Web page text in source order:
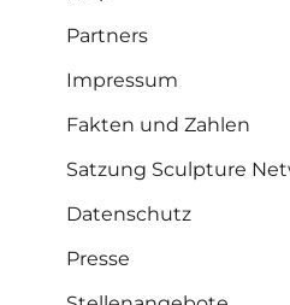
Partners
Impressum
Fakten und Zahlen
Satzung Sculpture
Datenschutz
Presse